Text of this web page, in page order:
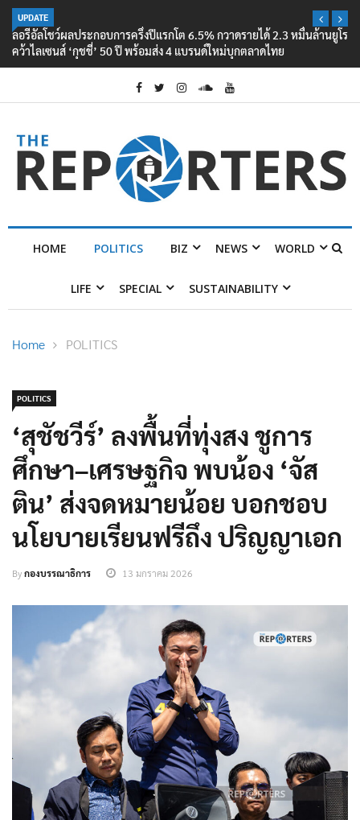
UPDATE
ลอรีอัลโชว์ผลประกอบการครึ่งปีแรกโต 6.5% กวาดรายได้ 2.3 หมื่นล้านยูโร
คว้าไลเซนส์ ‘กุชชี่’ 50 ปี พร้อมส่ง 4 แบรนด์ใหม่บุกตลาดไทย
HOME POLITICS BIZ NEWS WORLD
LIFE SPECIAL SUSTAINABILITY
Home POLITICS
POLITICS
‘สุชัชวีร์’ ลงพื้นที่ทุ่งสง ชูการ
ศึกษา–เศรษฐกิจ พบน้อง ‘จัส
ติน’ ส่งจดหมายน้อย บอกชอบ
นโยบายเรียนฟรีถึง ปริญญาเอก
Byกองบรรณาธิการ 13 มกราคม 2026